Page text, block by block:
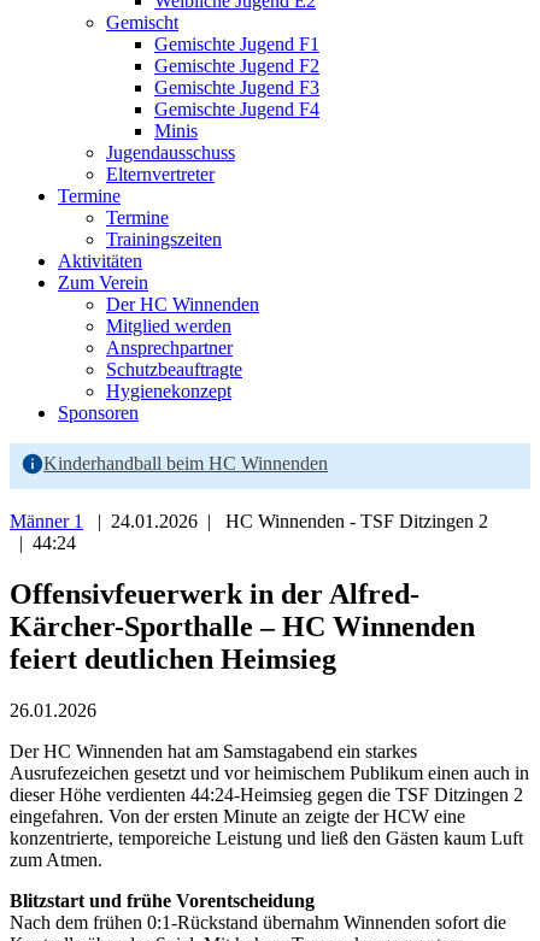
Gemischt
Gemischte Jugend F1
Gemischte Jugend F2
Gemischte Jugend F3
Gemischte Jugend F4
Minis
Jugendausschuss
Elternvertreter
Termine
Termine
Trainingszeiten
Aktivitäten
Zum Verein
Der HC Winnenden
Mitglied werden
Ansprechpartner
Schutzbeauftragte
Hygienekonzept
Sponsoren
Kinderhandball beim HC Winnenden
Männer 1
| 24.01.2026 | HC Winnenden - TSF Ditzingen 2
| 44:24
Offensivfeuerwerk in der Alfred-
Kärcher-Sporthalle – HC Winnenden
feiert deutlichen Heimsieg
26.01.2026
Der HC Winnenden hat am Samstagabend ein starkes
Ausrufezeichen gesetzt und vor heimischem Publikum einen auch in
dieser Höhe verdienten 44:24-Heimsieg gegen die TSF Ditzingen 2
eingefahren. Von der ersten Minute an zeigte der HCW eine
konzentrierte, temporeiche Leistung und ließ den Gästen kaum Luft
zum Atmen.
Blitzstart und frühe Vorentscheidung
Nach dem frühen 0:1-Rückstand übernahm Winnenden sofort die